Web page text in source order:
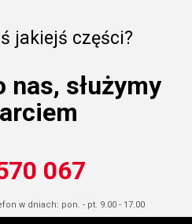
jakiejś części?
nas, służymy
067
w dniach: pon. - pt. 9.00 - 17.00